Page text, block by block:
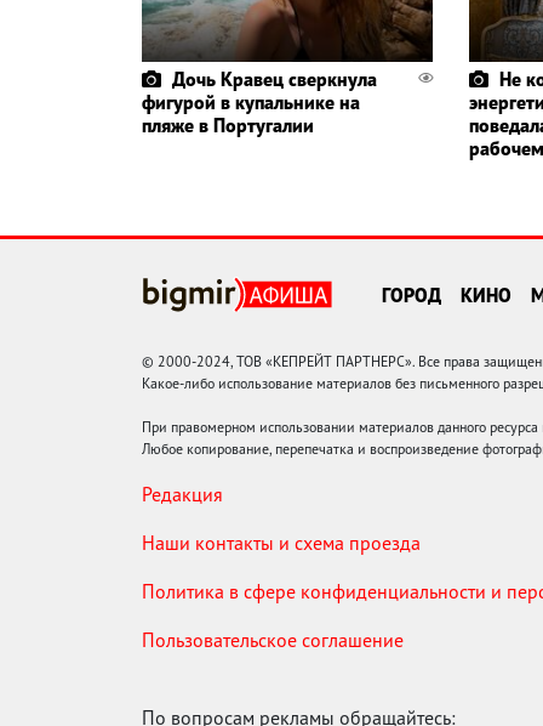
Дочь Кравец сверкнула
фигурой в купальнике на
пляже в Португалии
Не
ГОРОД КИНО
© 2000-2024, ТОВ «КЕПРЕЙТ ПАРТНЕРС». Все права
Какое-либо использование материалов без письменного
При правомерном использовании материалов данного
Любое копирование, перепечатка и воспроизведение
Редакция
Наши контакты и схема проезда
Политика в сфере конфиденциальности и
Пользовательское соглашение
По вопросам рекламы обращайтесь: